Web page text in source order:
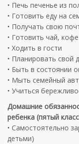
• Печь печенье из
• Готовить еду на
• Получать свою
• Готовить чай,
• Ходить в гости
• Планировать свой
• Быть в состоянии
• Мыть семейный
• Учиться
Домашние
ребенка (пятый
• Самостоятельно
детьми)